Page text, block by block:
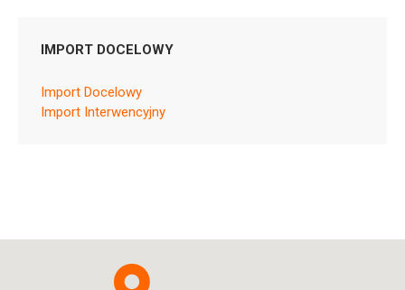
IMPORT DOCELOWY
Import Docelowy
Import Interwencyjny